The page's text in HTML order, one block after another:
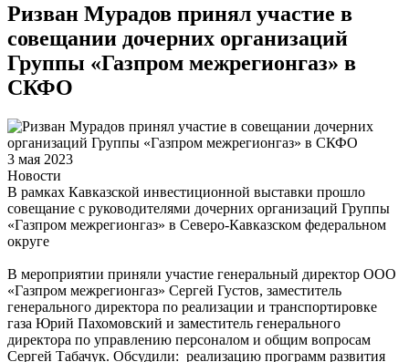
Ризван Мурадов принял участие в
совещании дочерних организаций
Группы «Газпром межрегионгаз» в
СКФО
3 мая 2023
Новости
В рамках Кавказской инвестиционной выставки прошло
совещание с руководителями дочерних организаций Группы
«Газпром межрегионгаз» в Северо-Кавказском федеральном
округе
В мероприятии приняли участие генеральный директор ООО
«Газпром межрегионгаз» Сергей Густов, заместитель
генерального директора по реализации и транспортировке
газа Юрий Пахомовский и заместитель генерального
директора по управлению персоналом и общим вопросам
Сергей Табачук. Обсудили: реализацию программ развития